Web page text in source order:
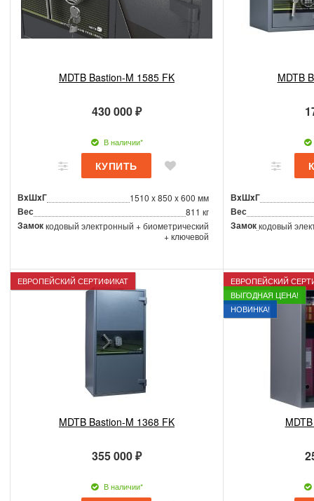
MDTB Bastion-M 1585 FK
430 000 ₽
В наличии*
ВxШxГ 1510 x 850 x 600 мм
Вес 811 кг
Замоккодовый электронный + биометрический
+ ключевой
MDTB
ВxШxГ
Вес
Замоккодовый
ЕВРОПЕЙСКИЙ СЕРТИФИКАТ
MDTB Bastion-M 1368 FK
355 000 ₽
В наличии*
ЕВРОПЕЙСКИЙ
ВЫГОДНАЯ ЦЕНА!
НОВИНКА!